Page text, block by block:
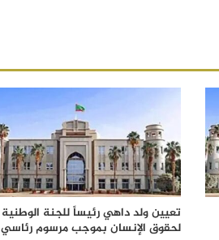
تعيين ولد داهي رئيساً للجنة الوطنية
لحقوق الإنسان بموجب مرسوم رئاسي